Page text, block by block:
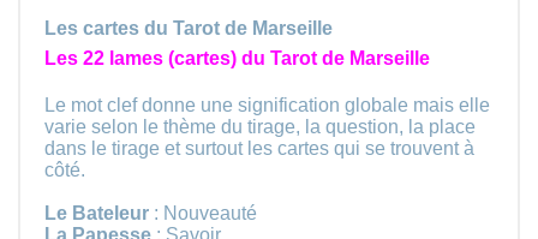
Les cartes du Tarot de Marseille
Les 22 lames (cartes) du Tarot de Marseille
Le mot clef donne une signification globale mais elle
varie selon le thème du tirage, la question, la place
dans le tirage et surtout les cartes qui se trouvent à
côté.
Le Bateleur : Nouveauté
La Papesse : Savoir